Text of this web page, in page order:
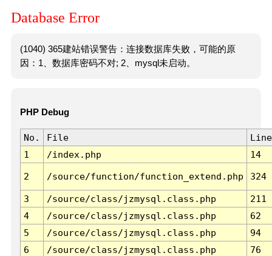
Database Error
(1040) 365建站错误警告：连接数据库失败，可能的原
因：1、数据库密码不对; 2、mysql未启动。
PHP Debug
No. File
Line
1
/index.php 14
2 /source/function/function_extend.php 324
3 /source/class/jzmysql.class.php
211
4
/source/class/jzmysql.class.php
62
5
/source/class/jzmysql.class.php
94
6
/source/class/jzmysql.class.php 76